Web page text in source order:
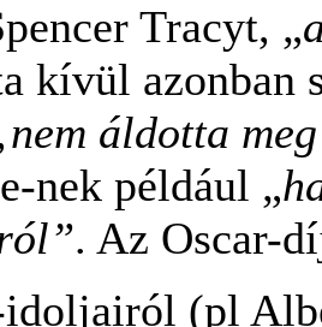
Tracyt, „
kívül azonban
áldotta
nek például „
. Az Oscar-
(pl